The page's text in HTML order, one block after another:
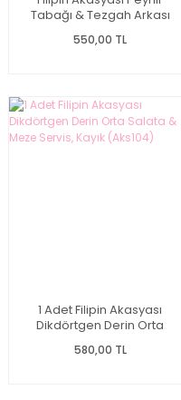
Tabağı & Tezgah Arkası
550,00 TL
1 Adet Filipin Akasyası
Dikdörtgen Derin Orta
(Aks104)
580,00 TL